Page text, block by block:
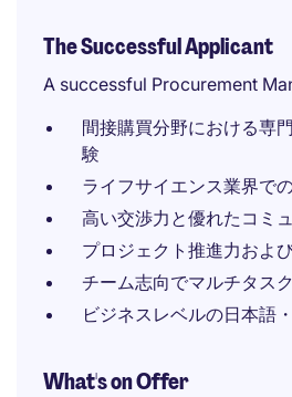
The Successful Applicant
A successful Procurement
間接購買分野における専
験
ライフサイエンス業界で
高い交渉力と優れたコミ
プロジェクト推進力およ
チーム志向でマルチタス
ビジネスレベルの日本語
What's on Offer